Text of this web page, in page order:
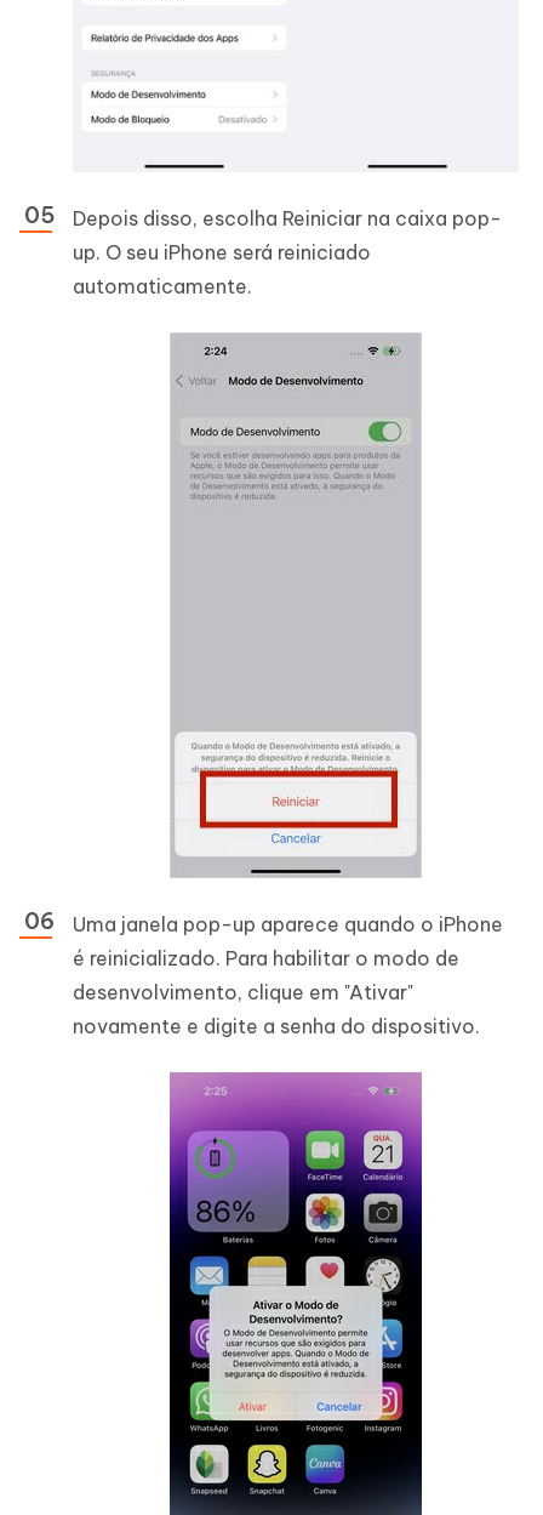
Depois disso, escolha Reiniciar na caixa pop-
up. O seu iPhone será reiniciado
automaticamente.
Uma janela pop-up aparece quando o iPhone
é reinicializado. Para habilitar o modo de
desenvolvimento, clique em "Ativar"
novamente e digite a senha do dispositivo.